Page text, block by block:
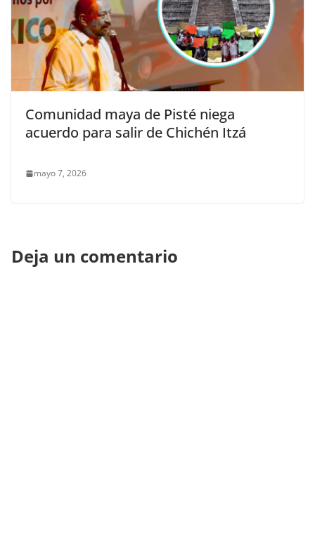
Comunidad maya de Pisté niega
acuerdo para salir de Chichén Itzá
mayo 7, 2026
Deja un comentario